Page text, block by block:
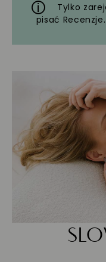
Tylko
pisać